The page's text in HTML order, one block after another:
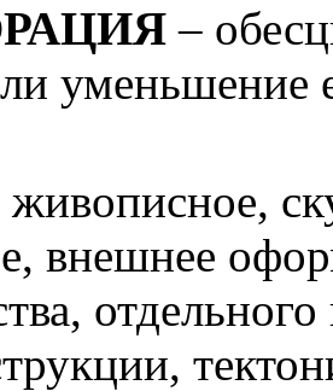
–
уменьшение
внешнее